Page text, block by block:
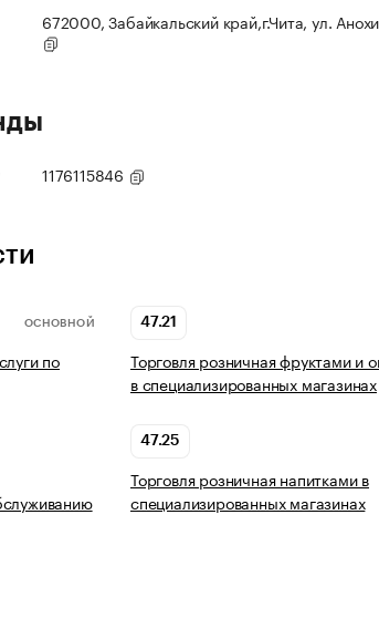
672000, Забайкальский край,г.Чита, ул.
1176115846
ОСНОВНОЙ
по
47.21
Торговля розничная фруктами и
в специализированных магазинах
47.25
Торговля розничная напитками в
специализированных магазинах